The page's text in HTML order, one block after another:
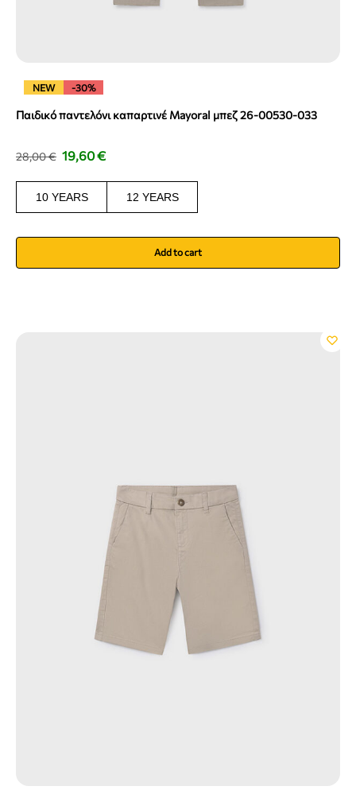
NEW -30%
Παιδικό παντελόνι καπαρτινέ Mayoral μπεζ 26-00530-033
28,00€ 19,60€
10 YEARS 12 YEARS
Add to cart